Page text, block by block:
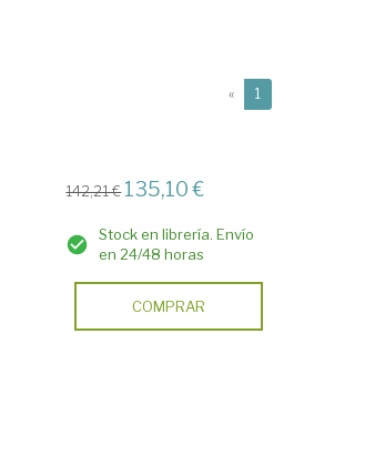
« 1
142,21 € 135,10 €
Stock en librería. Envío
en 24/48 horas
COMPRAR